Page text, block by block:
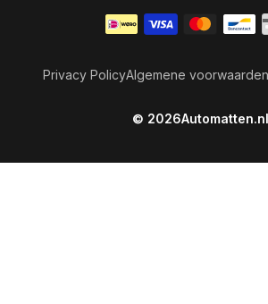
© 2026Automatten.nl
Privacy PolicyAlgemene voorwaarden